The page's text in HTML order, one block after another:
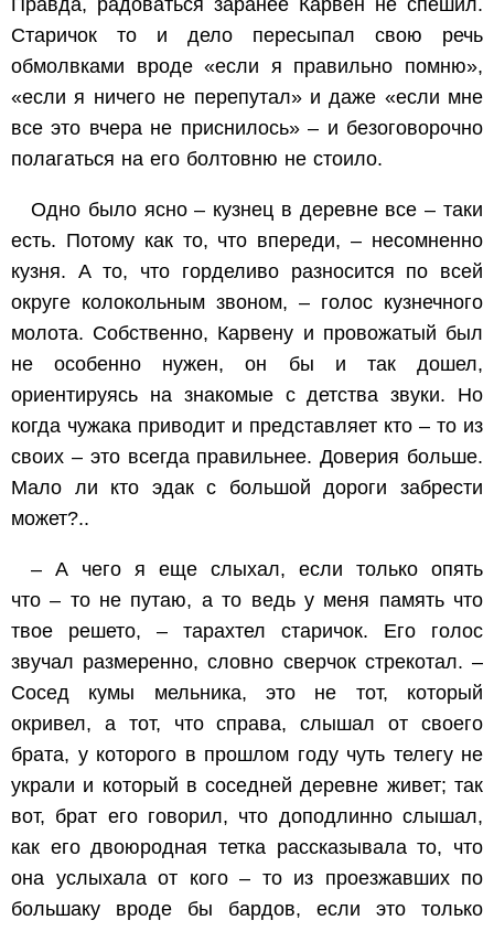
Старичок то и дело пересыпал свою речь
обмолвками вроде «если я правильно помню»,
«если я ничего не перепутал» и даже «если мне
все это вчера не приснилось» – и безоговорочно
полагаться на его болтовню не стоило.
Одно было ясно – кузнец в деревне все – таки
есть. Потому как то, что впереди, – несомненно
кузня. А то, что горделиво разносится по всей
округе колокольным звоном, – голос кузнечного
молота. Собственно, Карвену и провожатый был
не особенно нужен, он бы и так дошел,
ориентируясь на знакомые с детства звуки. Но
когда чужака приводит и представляет кто – то из
своих – это всегда правильнее. Доверия больше.
Мало ли кто эдак с большой дороги забрести
может?..
– А чего я еще слыхал, если только опять
что – то не путаю, а то ведь у меня память что
твое решето, – тарахтел старичок. Его голос
звучал размеренно, словно сверчок стрекотал. –
Сосед кумы мельника, это не тот, который
окривел, а тот, что справа, слышал от своего
брата, у которого в прошлом году чуть телегу не
украли и который в соседней деревне живет; так
вот, брат его говорил, что доподлинно слышал,
как его двоюродная тетка рассказывала то, что
она услыхала от кого – то из проезжавших по
большаку вроде бы бардов, если это только